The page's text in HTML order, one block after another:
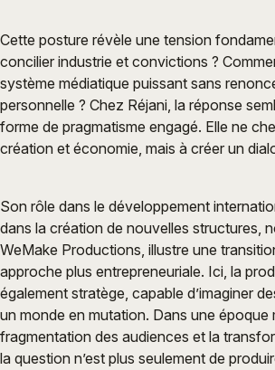
Cette posture révèle une tension
concilier industrie et convictions ?
système médiatique puissant sans
personnelle ? Chez Réjani, la réponse
forme de pragmatisme engagé. Elle ne
création et économie, mais à créer un
Son rôle dans le développement
dans la création de nouvelles structures,
WeMake Productions, illustre une
approche plus entrepreneuriale. Ici, la
également stratège, capable d’imaginer
un monde en mutation. Dans une époque
fragmentation des audiences et la
la question n’est plus seulement de